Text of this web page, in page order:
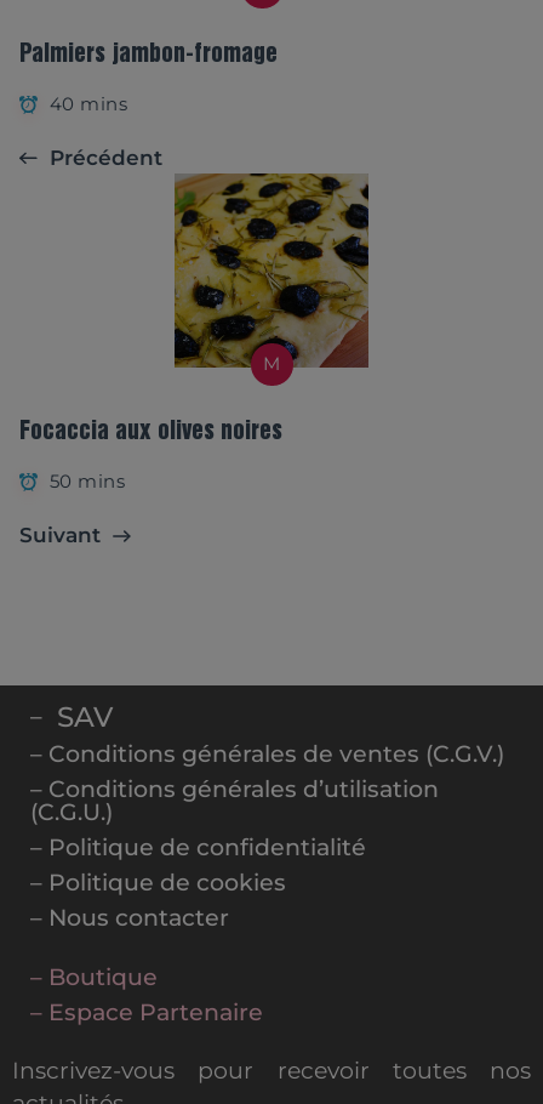
Palmiers jambon-fromage
40 mins
Précédent
M
Focaccia aux olives noires
50 mins
Suivant
– SAV
– Conditions générales de ventes (C.G.V.)
– Conditions générales d’utilisation
(C.G.U.)
– Politique de confidentialité
– Politique de cookies
– Nous contacter
– Boutique
– Espace Partenaire
Inscrivez-vous pour recevoir toutes nos